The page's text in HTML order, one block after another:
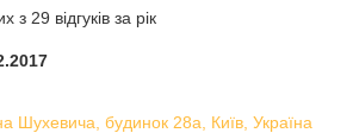
з 29 відгуків за рік
Шухевича, будинок 28а, Київ, Україна